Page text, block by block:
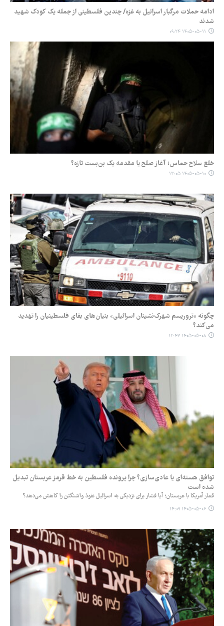
ادامه حملات مرگبار اسرائیل به غزه/ چندین فلسطینی از جمله یک کودک شهید
شدند
۱۴۰۵-۰۵-۱۱ ۰۹:۲۴
خلع سلاح حماس؛ آغاز صلح یا مقدمه یک بن‌بست تازه؟
۱۴۰۵-۰۵-۱۰ ۱۳:۰۵
چگونه «تروریسم شهرک‌نشینان اسرائیلی» بنیان‌های بقای فلسطینیان را تهدید
می‌کند؟
۱۴۰۵-۰۵-۰۸ ۱۲:۴۷
توافق هسته‌ای یا عادی‌سازی؟ چرا پرونده فلسطین به خط قرمز عربستان تبدیل
شده است
قمار آمریکا با عربستان؛ آیا فشار برای نزدیکی به اسرائیل نفوذ واشنگتن را کاهش می‌دهد؟
۱۴۰۵-۰۵-۰۶ ۱۴:۰۹